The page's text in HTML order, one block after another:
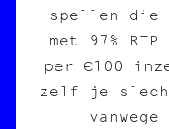
spellen
met 97%
per €100
zelf je